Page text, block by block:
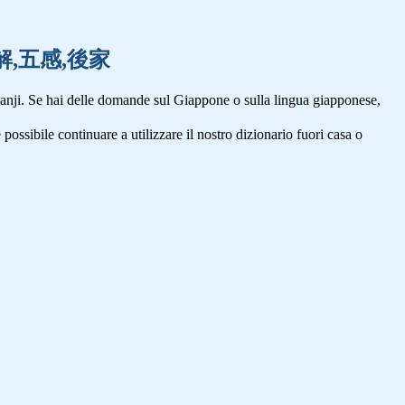
,五感,後家
Se hai delle domande sul Giappone o sulla lingua giapponese,
possibile continuare a utilizzare il nostro dizionario fuori casa o